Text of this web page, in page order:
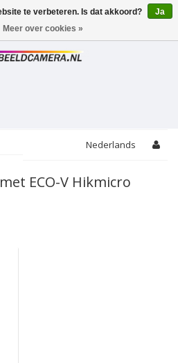
Nederlands
ECO-V Hikmicro
te verbeteren. Is dat akkoord?
Ja
Meer over cookies »